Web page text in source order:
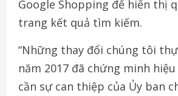
Google Shopping để hiển thị
trang kết quả tìm kiếm.
“Những thay đổi chúng tôi
năm 2017 đã chứng minh
cần sự can thiệp của Ủy ban